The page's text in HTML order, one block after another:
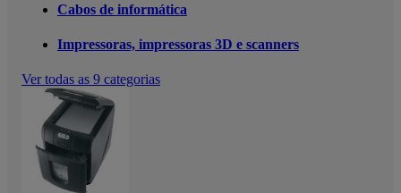
Cabos de informática
Impressoras, impressoras 3D e scanners
Ver todas as 9 categorias